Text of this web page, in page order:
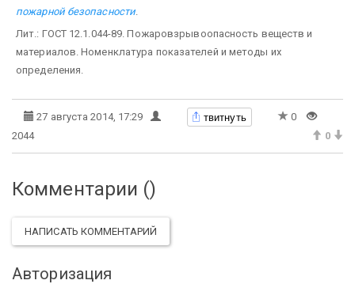
пожарной безопасности.
Лит.: ГОСТ 12.1.044-89. Пожаровзрывоопасность веществ и
материалов. Номенклатура показателей и методы их
определения.
27 августа 2014, 17:29 твитнуть
0
2044
0
Комментарии ()
НАПИСАТЬ КОММЕНТАРИЙ
Авторизация